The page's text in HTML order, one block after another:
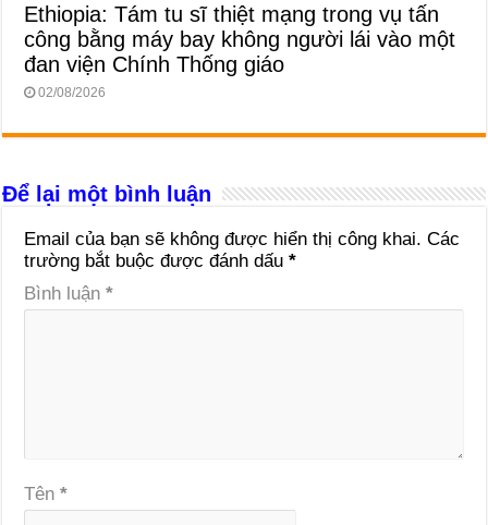
Ethiopia: Tám tu sĩ thiệt mạng trong vụ tấn
công bằng máy bay không người lái vào một
đan viện Chính Thống giáo
02/08/2026
Để lại một bình luận
Email của bạn sẽ không được hiển thị công khai. Các
trường bắt buộc được đánh dấu*
Bình luận*
Tên*